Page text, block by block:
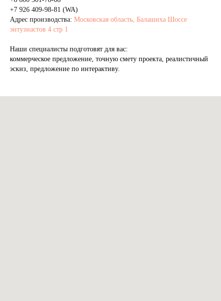
+7 926 409-98-81 (WA)
Адрес производства: Московская область, Балашиха Шоссе
энтузиастов 4 стр 1
Наши специалисты подготовят для вас:
коммерческое предложение, точную смету проекта, реалистичный
эскиз, предложение по интерактиву.